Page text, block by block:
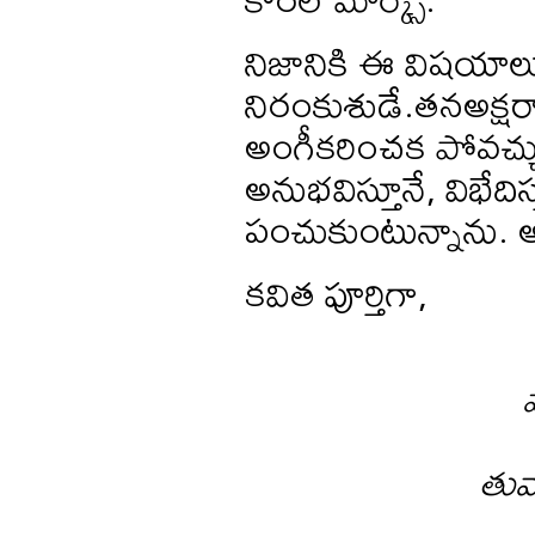
నిజానికి ఈ విషయాలు
అంగీకరించక
అనుభవిస్తూనే,
కవిత పూర్తిగా,